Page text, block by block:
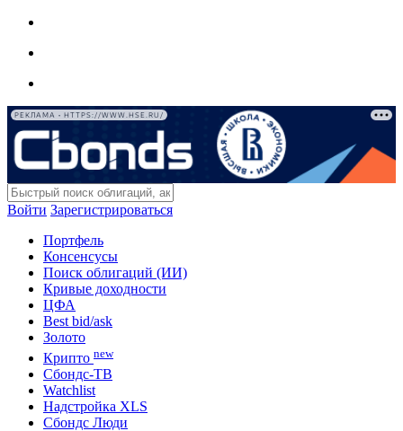
РЕКЛАМА • HTTPS://WWW.HSE.RU/
Войти Зарегистрироваться
Портфель
Консенсусы
Поиск облигаций (ИИ)
Кривые доходности
ЦФА
Best bid/ask
Золото
Крипто new
Сбондс-ТВ
Watchlist
Надстройка XLS
Сбондс Люди